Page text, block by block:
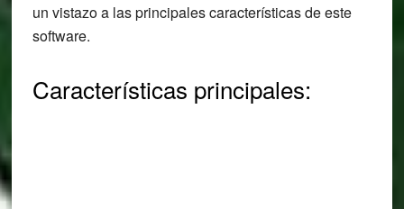
un vistazo a las principales características de este
software.
Características principales: